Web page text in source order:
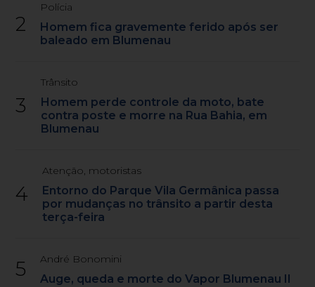
2
Polícia
Homem fica gravemente ferido após ser
baleado em Blumenau
3
Trânsito
Homem perde controle da moto, bate
contra poste e morre na Rua Bahia, em
Blumenau
4
Atenção, motoristas
Entorno do Parque Vila Germânica passa
por mudanças no trânsito a partir desta
terça-feira
5 André Bonomini
Auge, queda e morte do Vapor Blumenau II